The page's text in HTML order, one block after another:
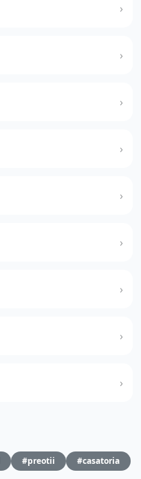
#preotii #casatoria